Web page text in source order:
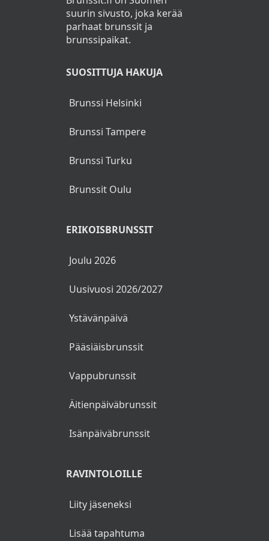
suurin sivusto, joka kerää
parhaat brunssit ja
brunssipaikat.
SUOSITTUJA HAKUJA
Brunssi Helsinki
Brunssi Tampere
Brunssi Turku
Brunssit Oulu
ERIKOISBRUNSSIT
Joulu 2026
Uusivuosi 2026/2027
Ystävänpäivä
Pääsiäisbrunssit
Vappubrunssit
Äitienpäiväbrunssit
Isänpäiväbrunssit
RAVINTOLOILLE
Liity jäseneksi
Lisää tapahtuma